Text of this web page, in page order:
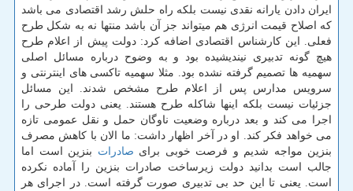
ایران دادن یارانه نقدی نیست بلكه راه حلش رشد اقتصادی می باشد
كه اصلاح قیمت انرژی هم میتواند جز آن باشد منتها نه به شكل طرح
فعلی. این كارشناس اقتصادی اضافه كرد: دولت پیش از اعلام طرح
هیچ گونه تدبیری نیندیشیده بود و به وضوح درباره مسائل اصلی
سهمیه ها تصمیم گرفته نشده بود. مثلا سهمیه تاكسی های اینترنتی و
سرویس مدارس پس از اعلام طرح مشخص شدند. این مسائل
جزئیات نیست بلكه اینها شاكله طرح هستند. یعنی دولت طرحی را
اجرا می كند و بعد درباره وضعیت ناوگان حمل و نقل عمومی تازه
می خواهد فكر كند. او در آخر اظهار داشت: ما الان با كاهش مصرف
بنزین مواجه شدیم و فرصت خوبی برای صادرات بنزین است اما
جالب است بدانید دولت زیرساخت صادرات بنزین را آماده نكرده
است. یعنی تا این حد بی تدبیری صورت گرفته است. در اجرای هر